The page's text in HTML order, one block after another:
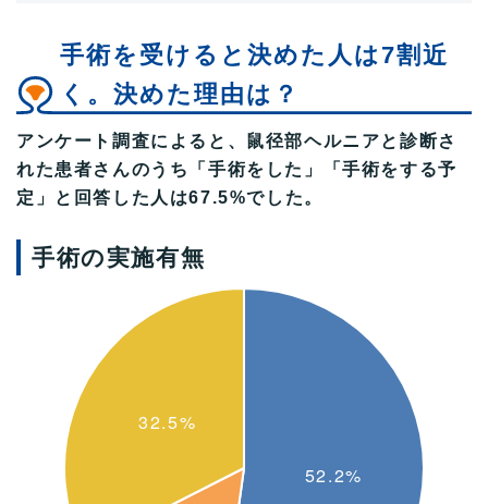
手術を受けると決めた人は7割近
く。決めた理由は？
アンケート調査によると、鼠径部ヘルニアと診断さ
れた患者さんのうち「手術をした」「手術をする予
定」と回答した人は67.5%でした。
手術の実施有無